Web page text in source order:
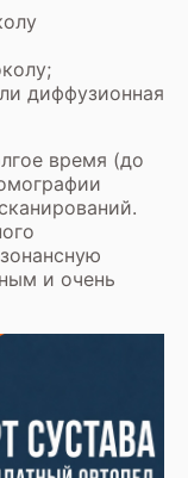
диффузионная
время (до
и очень